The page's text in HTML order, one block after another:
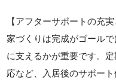
【アフターサポートの充
家づくりは完成がゴール
に支えるかが重要です。
応など、入居後のサポー